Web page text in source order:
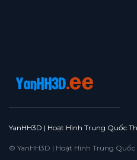
YanHH3D | Hoạt Hình Trung Quốc
© YanHH3D | Hoạt Hình Trung